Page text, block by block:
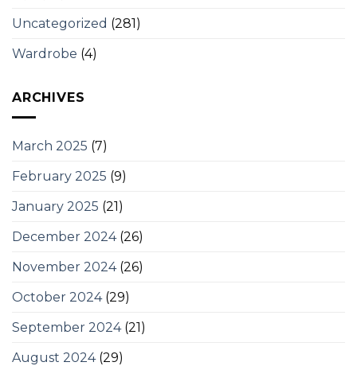
Uncategorized (281)
Wardrobe (4)
ARCHIVES
March 2025 (7)
February 2025 (9)
January 2025 (21)
December 2024(26)
November 2024(26)
October 2024(29)
September 2024(21)
August 2024(29)